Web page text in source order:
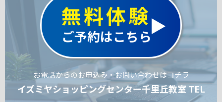
無料体験
ご予約はこちら
お電話からのお申込み・お問い合わせはコチラ
イズミヤショッピングセンター千里丘教室 TEL